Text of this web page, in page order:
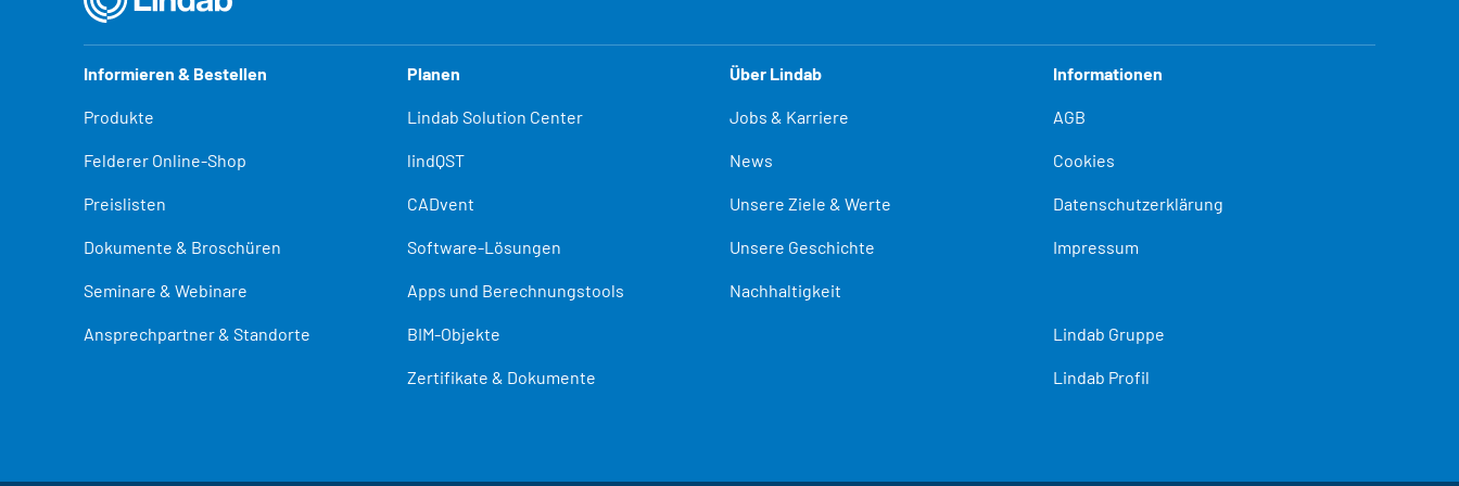
Informieren & Bestellen
Produkte
Felderer Online-Shop
Preislisten
Dokumente & Broschüren
Seminare & Webinare
Ansprechpartner & Standorte
Planen
Lindab Solution Center
lindQST
CADvent
Software-Lösungen
Apps und Berechnungstools
BIM-Objekte
Zertifikate & Dokumente
Über Lindab
Jobs & Karriere
News
Unsere Ziele & Werte
Unsere Geschichte
Nachhaltigkeit
Informationen
AGB
Cookies
Datenschutzerklärung
Impressum
Lindab Gruppe
Lindab Profil